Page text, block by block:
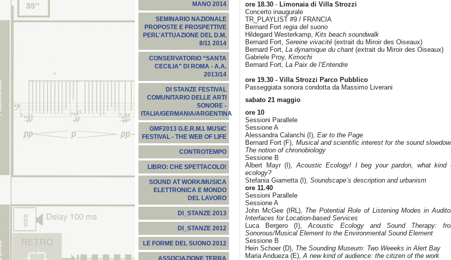
MANO 2014
SEMINARIO NAZIONALE
PROPOSTE E PROSPETTIVE
PERL'ATTUAZIONE DEL D.M.
8/11 2014
CONSERVATORIO “SANTA
CECILIA” DI ROMA - A.A.
2013/14
DI STANZE FESTIVAL
COMUNITARIO DELLE ARTI
SONORE -
ITALIA/GERMANIA/ARGENTINA
GMF2013 G.E.R.M.I. MUSIC
FESTIVAL - THE WEB OF LIFE
CONTROTEMPO
LIBRO: CHE SPETTACOLO!
SOUND AT WORK/MUSICA
ELETTRONICA E MONDO
DEL LAVORO
DI_STANZE 2013
DI_STANZE 2012
LE FORME DEL SUONO 2012
ASSOCIAZIONE TERRA
ore 18.30 - Limonaia di Villa Strozzi
Concerto inaugurale
TR_PLAYLIST #9 / FRANCIA
Bernard Fort regia del suono
Hildegard Westerkamp, Kits beach soundwalk
Bernard Fort, Sereine vivacité (extrait du Miroir des Oiseaux)
Bernard Fort, La dynamique du chant (extrait du Miroir des Oiseaux)
Gabriele Proy, Kimochi
Bernard Fort, La Paix de l’Entendre
ore 19.30 - Villa Strozzi Parco Pubblico
Passeggiata sonora condotta da Massimo Liverani
sabato 21 maggio
ore 10
Sessioni Parallele
Sessione A
Alessandra Calanchi (I), Ear to the Page
Bernard Fort (F), Musical and scientific interest for the sound
The notion of chronobiology
Sessione B
Albert Mayr (I),Acoustic Ecology! I beg your pardon, what kind
ecology?
Stefania Giametta (I), Soundscape’s description and urbanism
ore 11.40
Sessioni Parallele
Sessione A
John McGee (IRL), The Potential Role of Listening Modes in
Interfaces for Location-based Services
Luca Bergero (I), Acoustic Ecology and Sound Therapy:
Sonorous/Musical Element to the Environmental Sound Element
Sessione B
Hein Schoer (D), The Sounding Museum: Two Weeeks in Alert Bay
Maria Andueza (E),A new kind of audience: the citizen of the work